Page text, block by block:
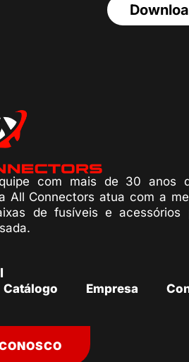
com mais de 30 anos
All Connectors atua com a
de fusíveis e acessórios
Catálogo Empresa